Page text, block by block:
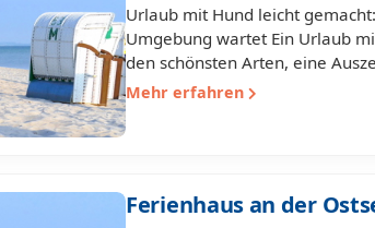
Urlaub mit Hund leicht
Umgebung wartet Ein Urlaub
den schönsten Arten, eine
Mehr erfahren
Ferienhaus an der